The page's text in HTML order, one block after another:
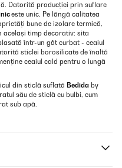
Datorită producției prin suflare
este unic. Pe lângă calitatea
bune de izolare termică,
același timp decorativ: sita
într-un gât curbat - ceaiul
sticlei borosilicate de înaltă
ceaiul cald pentru o lungă
din sticlă suflată Bedida by
său de sticlă cu bulbi, cum
sub apă.